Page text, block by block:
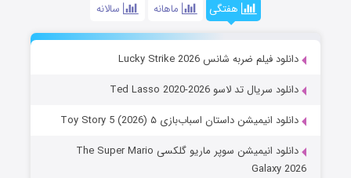
هفتگی ماهانه سالانه
دانلود فیلم ضربه شانس Lucky Strike 2026
دانلود سریال تد لاسو Ted Lasso 2020-2026
دانلود انیمیشن داستان اسباب‌بازی ۵ Toy Story 5 (2026)
دانلود انیمیشن سوپر ماریو گلکسی The Super Mario
Galaxy 2026